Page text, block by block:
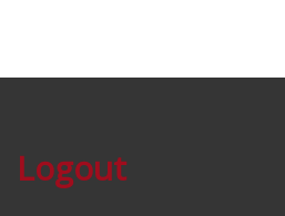
Logout